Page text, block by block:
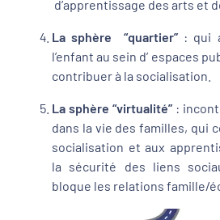
d’apprentissage des arts et
La sphère “quartier” : qui
l’enfant au sein d’ espaces
contribuer à la socialisation.
La sphère “virtualité” :
dans la vie des familles, qui
socialisation et aux
la sécurité des liens
bloque les relations famille/